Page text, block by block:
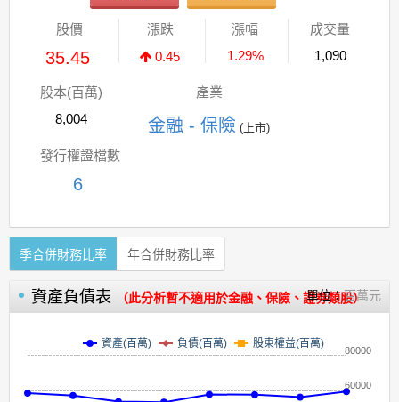
股價
35.45
漲跌
0.45
漲幅
1.29%
成交量
1,090
股本(百萬)
8,004
產業
金融 - 保險 (上市)
發行權證檔數
6
季合併財務比率 年合併財務比率
資產負債表 （此分析暫不適用於金融、保險、證券類股）
單位：百萬元
資產(百萬) 負債(百萬) 股東權益(百萬)
60000
80000